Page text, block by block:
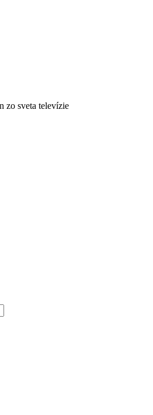
zo sveta televízie